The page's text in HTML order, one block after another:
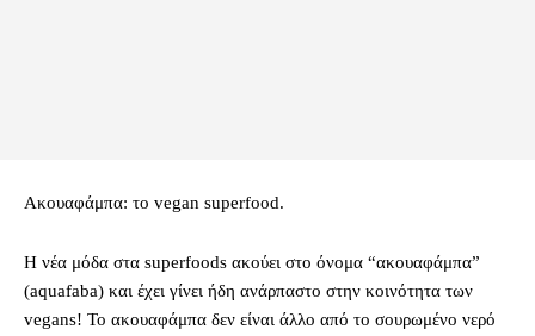
Ακουαφάμπα: το vegan superfood.
Η νέα μόδα στα superfoods ακούει στο όνομα “ακουαφάμπα”
(aquafaba) και έχει γίνει ήδη ανάρπαστο στην κοινότητα των
vegans! Το ακουαφάμπα δεν είναι άλλο από το σουρωμένο νερό